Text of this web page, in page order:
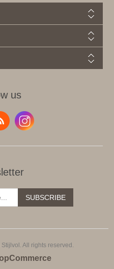
us
SUBSCRIBE
All rights reserved.